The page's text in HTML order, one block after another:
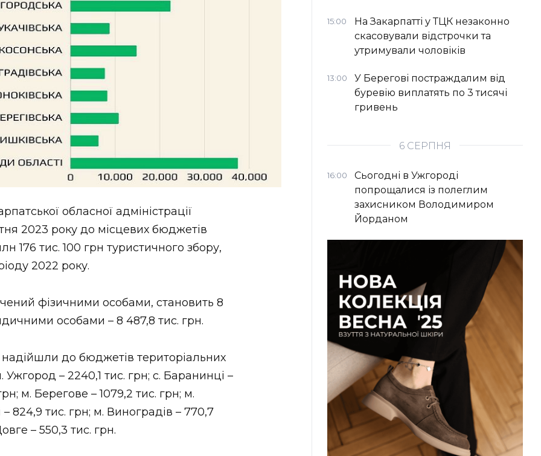
обласної адміністрації
2023 року до місцевих бюджетів
176 тис. 100 грн туристичного збору,
2022 року.
фізичними особами, становить 8
особами – 8 487,8 тис. грн.
до бюджетів територіальних
– 2240,1 тис. грн; с. Баранинці –
м. Берегове – 1079,2 тис. грн; м.
824,9 тис. грн; м. Виноградів – 770,7
– 550,3 тис. грн.
15:00
На Закарпатті у ТЦК незаконно
скасовували відстрочки та
утримували чоловіків
13:00
У Берегові постраждалим від
буревію виплатять по 3 тисячі
гривень
6 СЕРПНЯ
16:00
Сьогодні в Ужгороді
попрощалися із полеглим
захисником Володимиром
Йорданом